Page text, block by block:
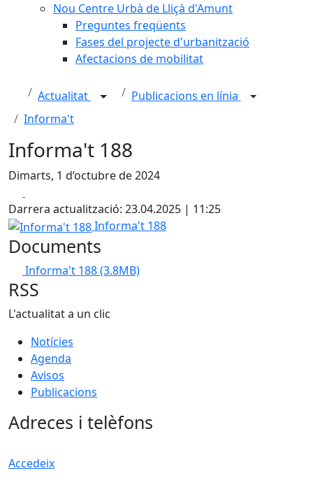
Nou Centre Urbà de Lliçà d'Amunt
Preguntes freqüents
Fases del projecte d'urbanització
Afectacions de mobilitat
Actualitat
Publicacions en línia
Informa't
Informa't 188
Dimarts, 1 d’octubre de 2024
Darrera actualització: 23.04.2025 | 11:25
Informa't 188
Informa't 188
Documents
Informa't 188(3.8MB)
RSS
L'actualitat a un clic
Notícies
Agenda
Avisos
Publicacions
Adreces i telèfons
Accedeix